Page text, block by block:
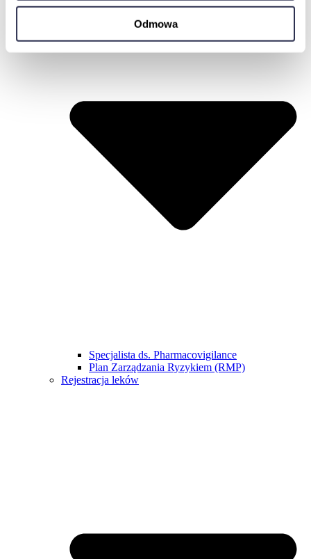
Odmowa
Specjalista ds. Pharmacovigilance
Plan Zarządzania Ryzykiem (RMP)
Rejestracja leków